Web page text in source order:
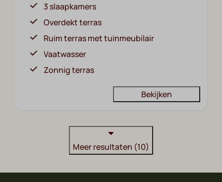
3 slaapkamers
Overdekt terras
Ruim terras met tuinmeubilair
Vaatwasser
Zonnig terras
Bekijken
Meer resultaten (10)